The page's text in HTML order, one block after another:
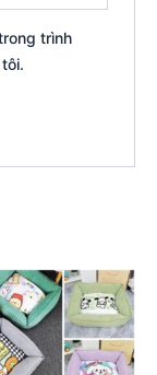
trình